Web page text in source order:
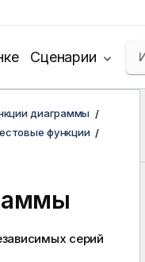
Сценарии
диаграммы
функции
серий